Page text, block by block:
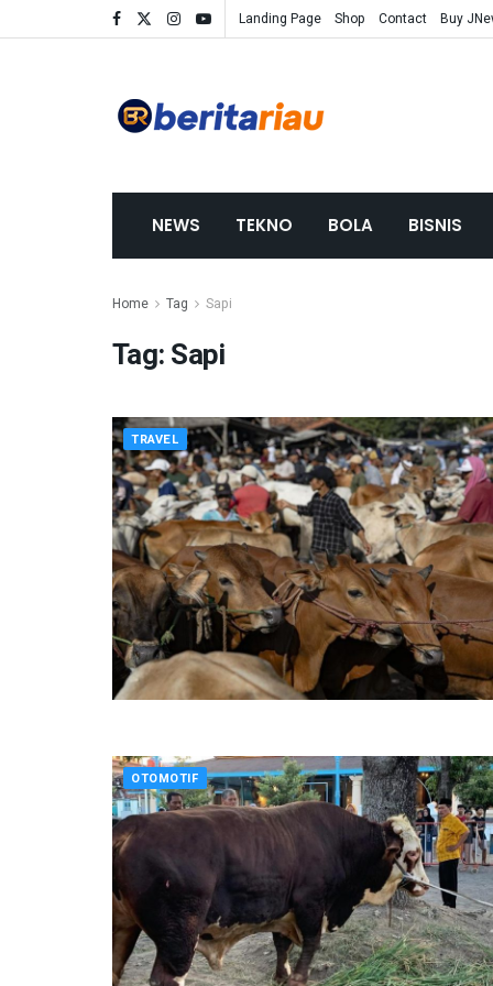
Landing Page Shop Contact Buy
NEWS TEKNO BOLA BISNIS
Home Tag Sapi
Tag:Sapi
TRAVEL
OTOMOTIF